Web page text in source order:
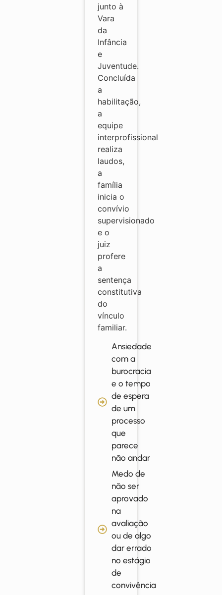
junto à
Vara
da
Infância
e
Juventude.
Concluída
a
habilitação,
a
equipe
interprofissional
realiza
laudos,
a
família
inicia o
convívio
supervisionado
e o
juiz
profere
a
sentença
constitutiva
do
vínculo
familiar.
Ansiedade
com a
burocracia
e o tempo
de espera
de um
processo
que
parece
não andar
Medo de
não ser
aprovado
na
avaliação
ou de algo
dar errado
no estágio
de
convivência